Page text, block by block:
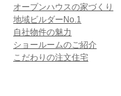
オープンハウスの家づくり
地域ビルダーNo.1
自社物件の魅力
ショールームのご紹介
こだわりの注文住宅